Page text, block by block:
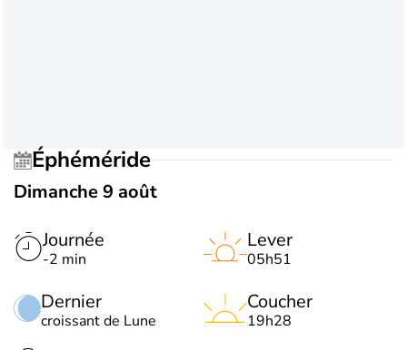
Éphéméride
Dimanche 9 août
Journée
-2 min
Dernier
croissant de Lune
Lever
05h51
Coucher
19h28